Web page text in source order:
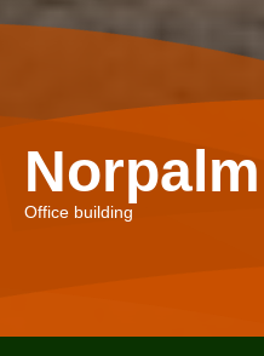
Office building